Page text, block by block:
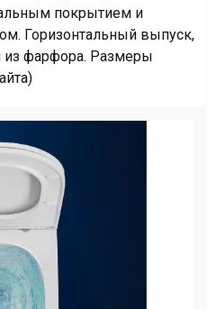
покрытием и
Горизонтальный выпуск,
из фарфора. Размеры